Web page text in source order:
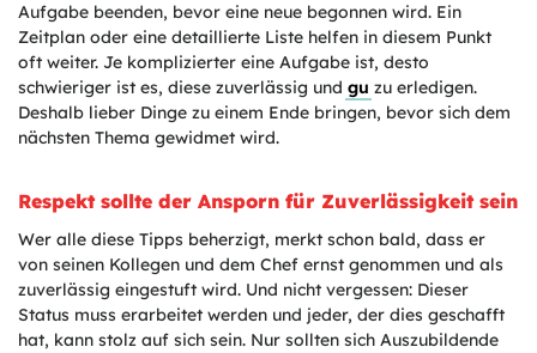
Aufgabe beenden, bevor eine neue begonnen wird. Ein
Zeitplan oder eine detaillierte Liste helfen in diesem Punkt
oft weiter. Je komplizierter eine Aufgabe ist, desto
schwieriger ist es, diese zuverlässig und gu zu erledigen.
Deshalb lieber Dinge zu einem Ende bringen, bevor sich dem
nächsten Thema gewidmet wird.
Respekt sollte der Ansporn für Zuverlässigkeit sein
Wer alle diese Tipps beherzigt, merkt schon bald, dass er
von seinen Kollegen und dem Chef ernst genommen und als
zuverlässig eingestuft wird. Und nicht vergessen: Dieser
Status muss erarbeitet werden und jeder, der dies geschafft
hat, kann stolz auf sich sein. Nur sollten sich Auszubildende